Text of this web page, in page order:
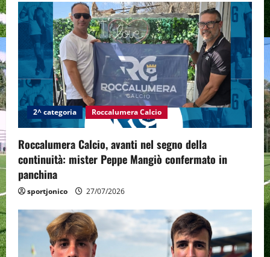
2^ categoria Roccalumera Calcio
Roccalumera Calcio, avanti nel segno della
continuità: mister Peppe Mangiò confermato in
panchina
sportjonico 27/07/2026